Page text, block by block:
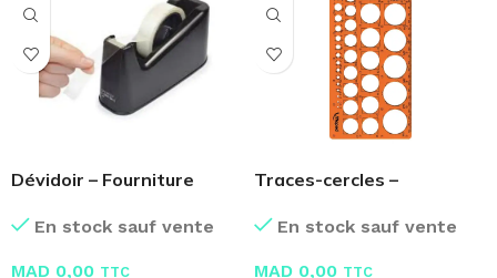
Dévidoir – Fourniture
En stock sauf vente
MAD 0,00 TTC
Traces-cercles –
En stock sauf vente
MAD 0,00 TTC